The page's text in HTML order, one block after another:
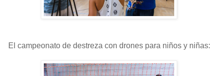
El campeonato de destreza con drones para niños y niñas: